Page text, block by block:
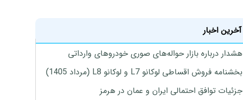
آخرین اخبار
هشدار درباره بازار حواله‌های صوری خودروهای وارداتی
بخشنامه فروش اقساطی لوکانو L7 و لوکانو L8 (مرداد 1405)
جزئیات توافق احتمالی ایران و عمان در هرمز